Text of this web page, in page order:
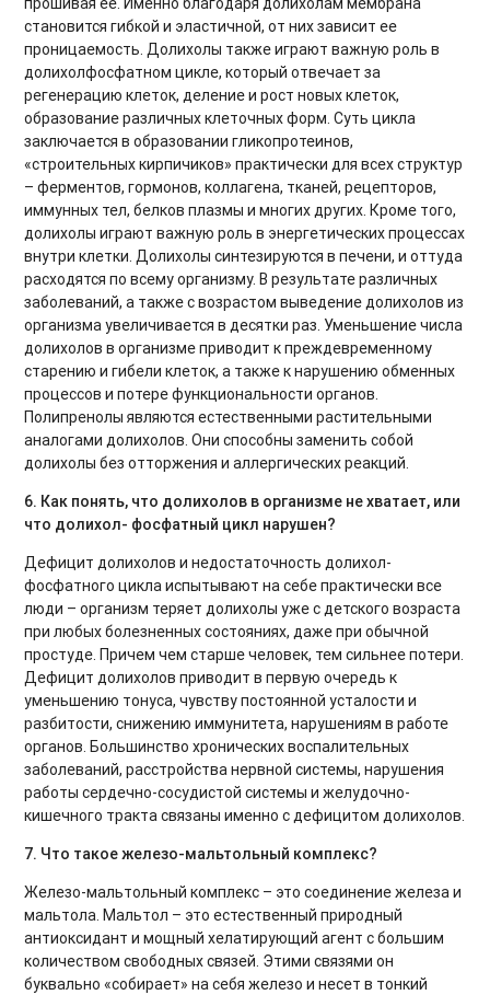
становится гибкой и эластичной, от них зависит ее
проницаемость. Долихолы также играют важную роль в
долихолфосфатном цикле, который отвечает за
регенерацию клеток, деление и рост новых клеток,
образование различных клеточных форм. Суть цикла
заключается в образовании гликопротеинов,
«строительных кирпичиков» практически для всех структур
– ферментов, гормонов, коллагена, тканей, рецепторов,
иммунных тел, белков плазмы и многих других. Кроме того,
долихолы играют важную роль в энергетических процессах
внутри клетки. Долихолы синтезируются в печени, и оттуда
расходятся по всему организму. В результате различных
заболеваний, а также с возрастом выведение долихолов из
организма увеличивается в десятки раз. Уменьшение числа
долихолов в организме приводит к преждевременному
старению и гибели клеток, а также к нарушению обменных
процессов и потере функциональности органов.
Полипренолы являются естественными растительными
аналогами долихолов. Они способны заменить собой
долихолы без отторжения и аллергических реакций.
6. Как понять, что долихолов в организме не хватает, или
что долихол- фосфатный цикл нарушен?
Дефицит долихолов и недостаточность долихол-
фосфатного цикла испытывают на себе практически все
люди – организм теряет долихолы уже с детского возраста
при любых болезненных состояниях, даже при обычной
простуде. Причем чем старше человек, тем сильнее потери.
Дефицит долихолов приводит в первую очередь к
уменьшению тонуса, чувству постоянной усталости и
разбитости, снижению иммунитета, нарушениям в работе
органов. Большинство хронических воспалительных
заболеваний, расстройства нервной системы, нарушения
работы сердечно-сосудистой системы и желудочно-
кишечного тракта связаны именно с дефицитом долихолов.
7. Что такое железо-мальтольный комплекс?
Железо-мальтольный комплекс – это соединение железа и
мальтола. Мальтол – это естественный природный
антиоксидант и мощный хелатирующий агент с большим
количеством свободных связей. Этими связями он
буквально «собирает» на себя железо и несет в тонкий